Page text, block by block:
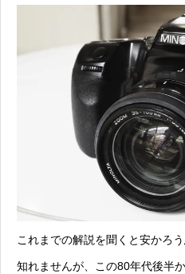
これまでの解説を聞くと安かろ
知れませんが、この80年代後半